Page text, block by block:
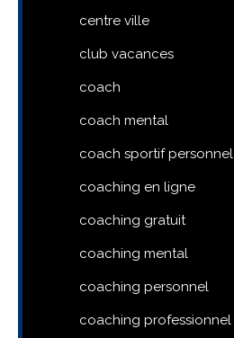
centre ville
club vacances
coach
coach mental
coach sportif personnel
coaching en ligne
coaching gratuit
coaching mental
coaching personnel
coaching professionnel